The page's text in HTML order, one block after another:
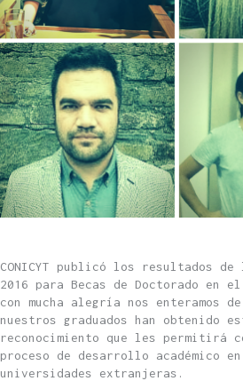
CONICYT publicó los resultados de
2016 para Becas de Doctorado en
con mucha alegría nos enteramos
nuestros graduados han obtenido
reconocimiento que les permitirá
proceso de desarrollo académico
universidades extranjeras.